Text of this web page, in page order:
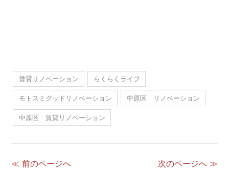
賃貸リノベーション らくらくライフ
モトスミグッドリノベーション 中原区 リノベーション
中原区 賃貸リノベーション
≪ 前のページへ 次のページへ ≫